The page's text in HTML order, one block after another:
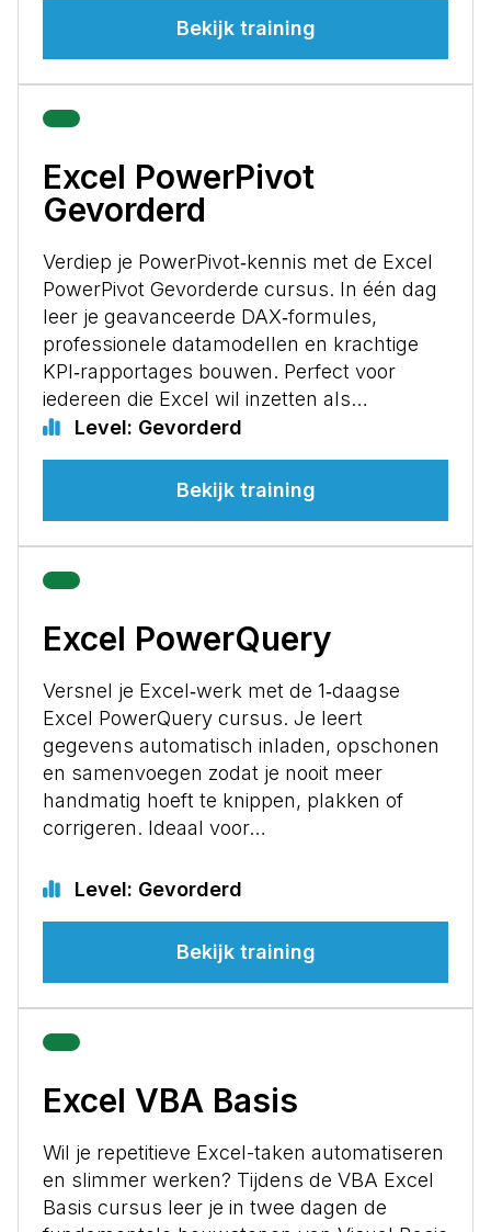
Bekijk training
Excel PowerPivot
Gevorderd
Verdiep je PowerPivot‑kennis met de Excel
PowerPivot Gevorderde cursus. In één dag
leer je geavanceerde DAX‑formules,
professionele datamodellen en krachtige
KPI‑rapportages bouwen. Perfect voor
iedereen die Excel wil inzetten als…
Level: Gevorderd
Bekijk training
Excel PowerQuery
Versnel je Excel‑werk met de 1‑daagse
Excel PowerQuery cursus. Je leert
gegevens automatisch inladen, opschonen
en samenvoegen zodat je nooit meer
handmatig hoeft te knippen, plakken of
corrigeren. Ideaal voor…
Level: Gevorderd
Bekijk training
Excel VBA Basis
Wil je repetitieve Excel-taken automatiseren
en slimmer werken? Tijdens de VBA Excel
Basis cursus leer je in twee dagen de